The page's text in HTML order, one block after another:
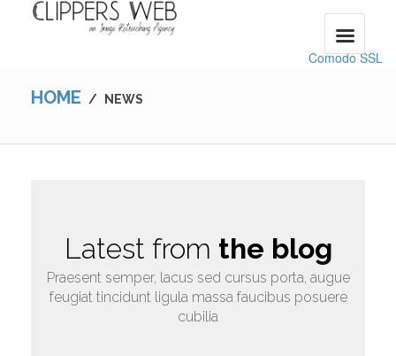
Comodo SSL
HOME / NEWS
Latest from the blog
Praesent semper, lacus sed cursus porta, augue
feugiat tincidunt ligula massa faucibus posuere
cubilia